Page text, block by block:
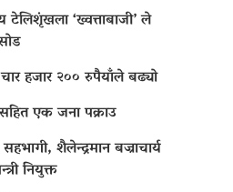
टेलिशृंखला ‘ख्वत्ताबाजी’ ले
हजार २०० रुपैयाँले बढ्यो
एक जना पक्राउ
शैलेन्द्रमान बज्राचार्य
नियुक्त